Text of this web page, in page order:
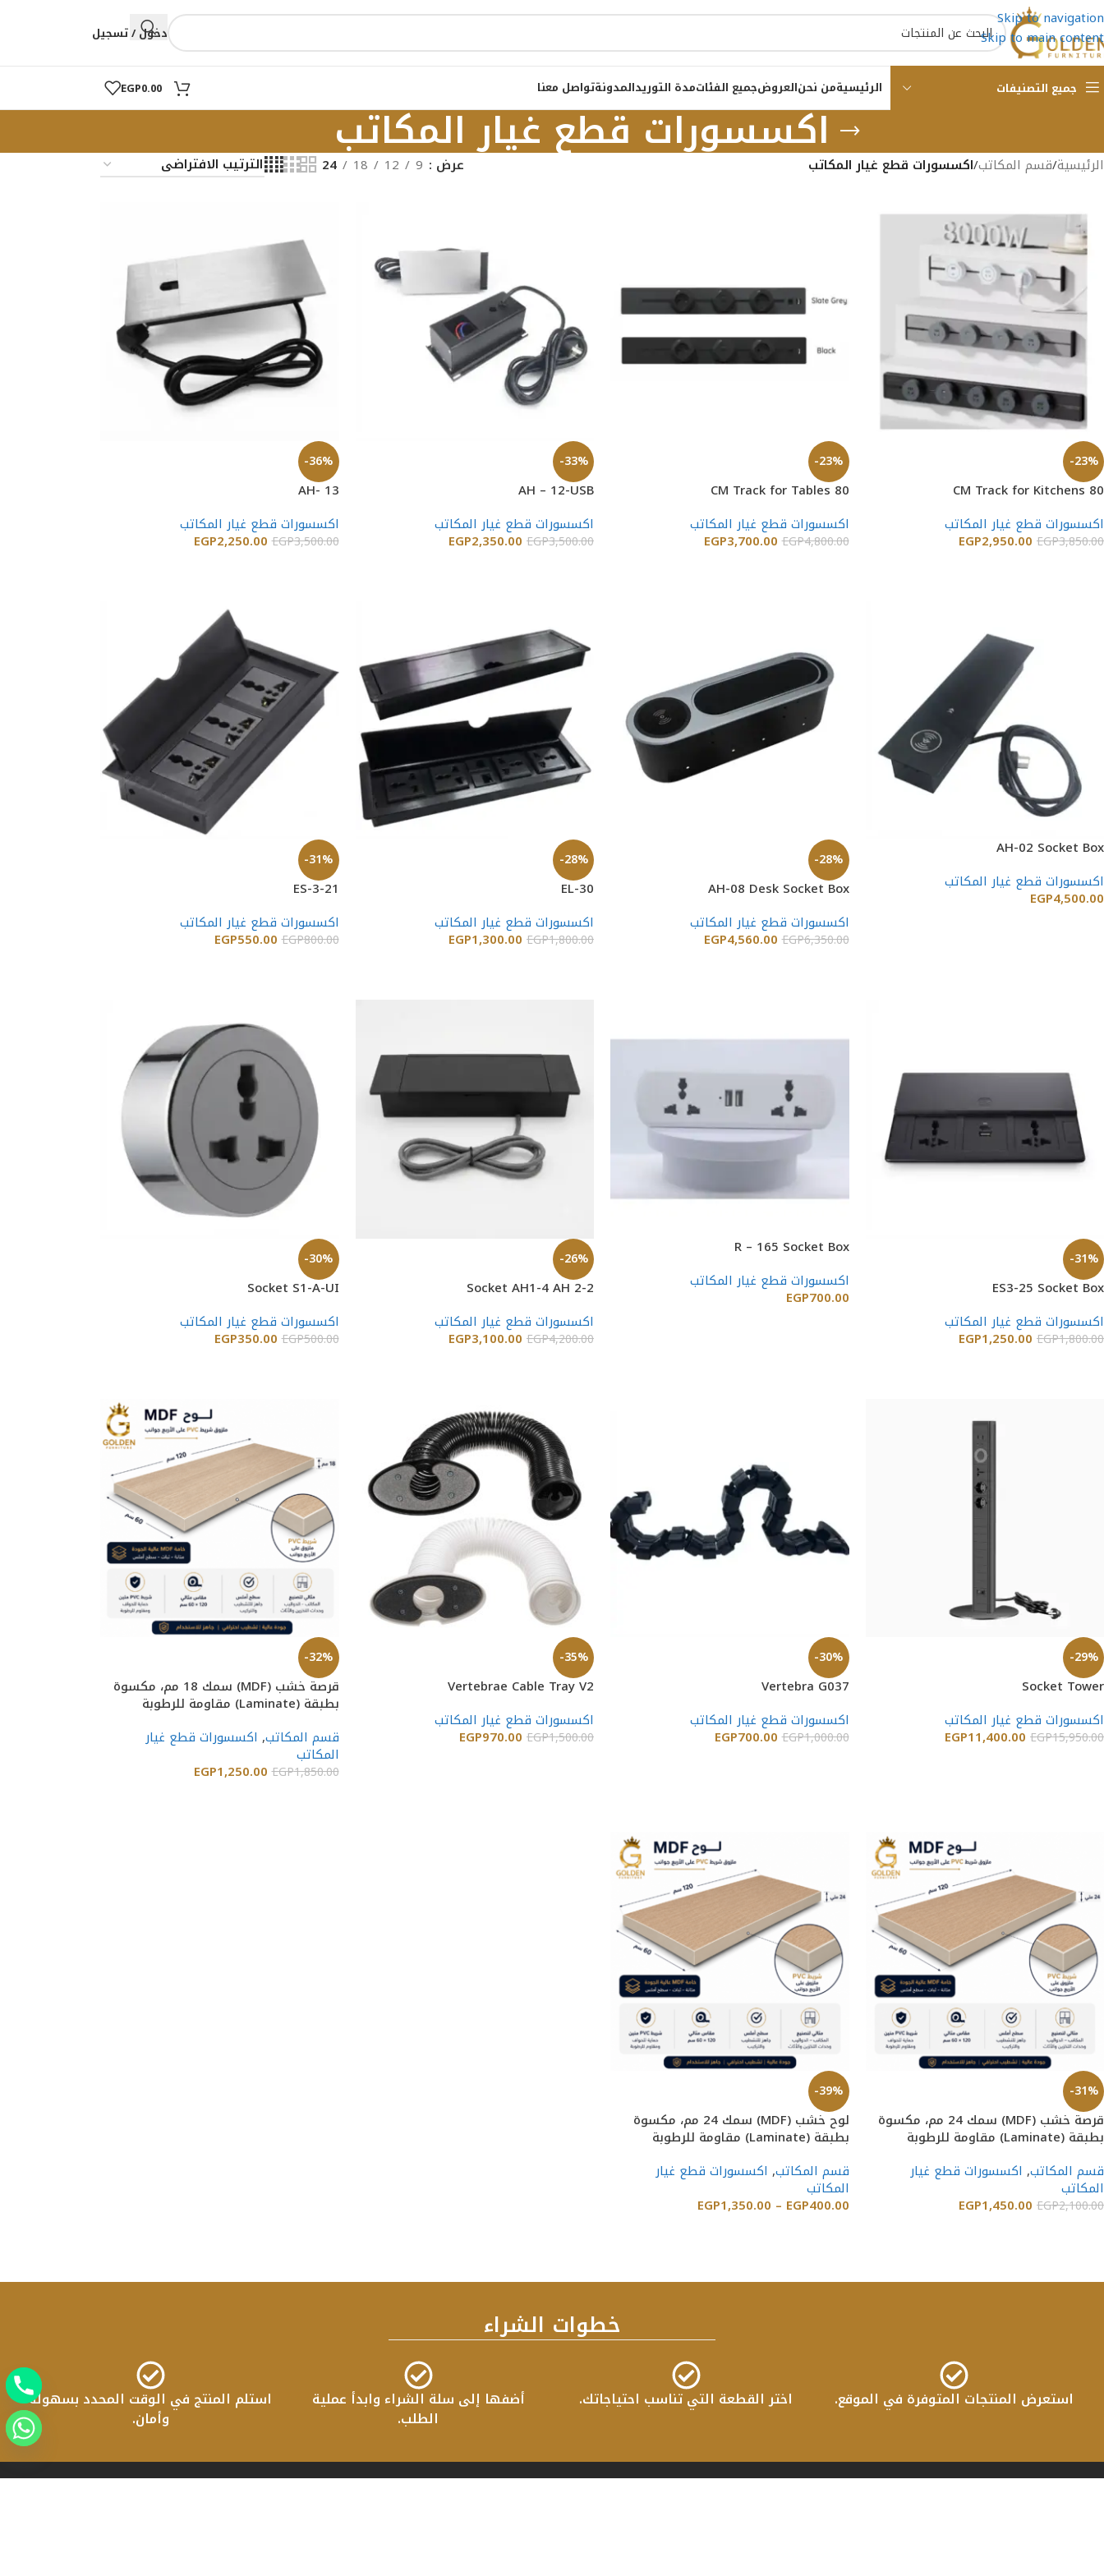
Skip to navigation
Skip to main content
دخول / تسجيل
جميع التصنيفات الرئيسيةمن نحنالعروضجميع الفئاتمدة التوريدالمدونةتواصل معنا EGP0.00
اكسسورات قطع غيار المكاتب الرئيسية/قسم المكاتب/اكسسورات قطع غيار المكاتب عرض 9
12
18
24
-23%
80 CM Track for Kitchens
اكسسورات قطع غيار المكاتب
EGP3,850.00
EGP2,950.00
-23%
80 CM Track for Tables
اكسسورات قطع غيار المكاتب
EGP4,800.00
EGP3,700.00
-33%
AH – 12-USB
اكسسورات قطع غيار المكاتب
EGP3,500.00
EGP2,350.00
-36%
AH- 13
اكسسورات قطع غيار المكاتب
EGP3,500.00
EGP2,250.00
AH-02 Socket Box
اكسسورات قطع غيار المكاتب
EGP4,500.00
-28%
AH-08 Desk Socket Box
اكسسورات قطع غيار المكاتب
EGP6,350.00
EGP4,560.00
-28%
EL-30
اكسسورات قطع غيار المكاتب
EGP1,800.00
EGP1,300.00
-31%
ES-3-21
اكسسورات قطع غيار المكاتب
EGP800.00
EGP550.00
-31%
ES3-25 Socket Box
اكسسورات قطع غيار المكاتب
EGP1,800.00
EGP1,250.00
R – 165 Socket Box
اكسسورات قطع غيار المكاتب
EGP700.00
-26%
Socket AH1-4 AH 2-2
اكسسورات قطع غيار المكاتب
EGP4,200.00
EGP3,100.00
-30%
Socket S1-A-UI
اكسسورات قطع غيار المكاتب
EGP500.00
EGP350.00
-29%
Socket Tower
اكسسورات قطع غيار المكاتب
EGP15,950.00
EGP11,400.00
-30%
Vertebra G037
اكسسورات قطع غيار المكاتب
EGP1,000.00
EGP700.00
-35%
Vertebrae Cable Tray V2
اكسسورات قطع غيار المكاتب
EGP1,500.00
EGP970.00
-32%
قرصة خشب (MDF) سمك 18 مم، مكسوة
بطبقة (Laminate) مقاومة للرطوبة
قسم المكاتب, اكسسورات قطع غيار
المكاتب
EGP1,850.00
EGP1,250.00
-31%
قرصة خشب (MDF) سمك 24 مم، مكسوة
بطبقة (Laminate) مقاومة للرطوبة
قسم المكاتب, اكسسورات قطع غيار
المكاتب
EGP2,100.00
EGP1,450.00
-39%
لوح خشب (MDF) سمك 24 مم، مكسوة
بطبقة (Laminate) مقاومة للرطوبة
قسم المكاتب, اكسسورات قطع غيار
المكاتب
EGP400.00
–
EGP1,350.00
خطوات الشراء
استعرض المنتجات المتوفرة في الموقع. اختر القطعة التي تناسب احتياجاتك.
أضفها إلى سلة الشراء وابدأ عملية
الطلب.
استلم المنتج في الوقت المحدد بسهولة
وأمان.